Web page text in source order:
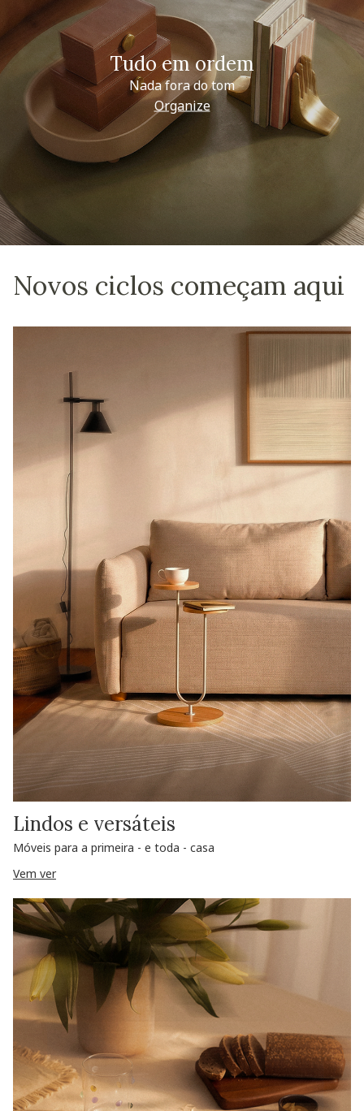
Tudo em ordem
Nada fora do tom
Organize
Novos ciclos começam aqui
Lindos e versáteis
Móveis para a primeira - e toda - casa
Vem ver